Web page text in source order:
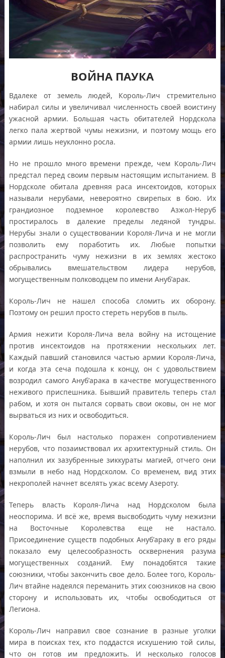
ВОЙНА ПАУКА
Вдалеке от земель людей, Король-Лич стремительно
набирал силы и увеличивал численность своей воистину
ужасной армии. Большая часть обитателей Нордскола
легко пала жертвой чумы нежизни, и поэтому мощь его
армии лишь неуклонно росла.
Но не прошло много времени прежде, чем Король-Лич
предстал перед своим первым настоящим испытанием. В
Нордсколе обитала древняя раса инсектоидов, которых
называли нерубами, невероятно свирепых в бою. Их
грандиозное подземное королевство Азжол-Неруб
простиралось в далекие пределы ледяной тундры.
Нерубы знали о существовании Короля-Лича и не могли
позволить ему поработить их. Любые попытки
распространить чуму нежизни в их землях жестоко
обрывались вмешательством лидера нерубов,
могущественным полководцем по имени Ануб’арак.
Король-Лич не нашел способа сломить их оборону.
Поэтому он решил просто стереть нерубов в пыль.
Армия нежити Короля-Лича вела войну на истощение
против инсектоидов на протяжении нескольких лет.
Каждый павший становился частью армии Короля-Лича,
и когда эта сеча подошла к концу, он с удовольствием
возродил самого Ануб’арака в качестве могущественного
неживого приспешника. Бывший правитель теперь стал
рабом, и хотя он пытался сорвать свои оковы, он не мог
вырваться из них и освободиться.
Король-Лич был настолько поражен сопротивлением
нерубов, что позаимствовал их архитектурный стиль. Он
наполнил их зазубренные зиккураты магией, отчего они
взмыли в небо над Нордсколом. Со временем, вид этих
некрополей начнет вселять ужас всему Азероту.
Теперь власть Короля-Лича над Нордсколом была
неоспорима. И всё же, время высвободить чуму нежизни
на Восточные Королевства еще не настало.
Присоединение существ подобных Ануб’араку в его ряды
показало ему целесообразность осквернения разума
могущественных созданий. Ему понадобятся такие
союзники, чтобы закончить свое дело. Более того, Король-
Лич втайне надеялся переманить этих союзников на свою
сторону и использовать их, чтобы освободиться от
Легиона.
Король-Лич направил свое сознание в разные уголки
мира в поисках тех, кто поддастся искушению той силы,
что он готов им предложить. И несколько голосов